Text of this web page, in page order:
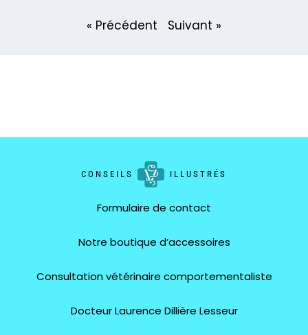
« Précédent Suivant »
CONSEILS ILLUSTRÉS
Formulaire de contact
Notre boutique d’accessoires
Consultation vétérinaire comportementaliste
Docteur Laurence Dillière Lesseur